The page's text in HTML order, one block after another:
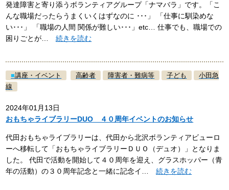
発達障害と寄り添うボランティアグループ「ナマバラ」です。「こ
んな職場だったらうまくいくはずなのに ･･･」 「仕事に馴染めな
い･･･」 「職場の人間 関係が難しい･･･」etc… 仕事でも、職場での
困りごとが…続きを読む
■講座・イベント 高齢者 障害者・難病等 子ども
小田急
線
2024年01月13日
おもちゃライブラリーDUO ４０周年イベントのお知らせ
代田おもちゃライブラリーは、代田から北沢ボランティアビューロ
ーへ移転して「おもちゃライブラリーＤＵＯ（デュオ）」となりま
した。 代田で活動を開始して４０周年を迎え、グラスホッパー（青
年の活動）の３０周年記念と一緒に記念イ…続きを読む